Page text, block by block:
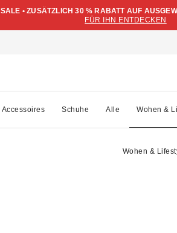
SALE • ZUSÄTZLICH 30 % RABATT AUF
FÜR IHN ENTDECKEN
Accessoires Schuhe Alle Wohen &
Wohen &